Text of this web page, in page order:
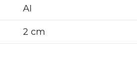
AI
2 cm